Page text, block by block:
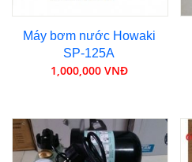
Máy bơm nước Howaki
SP-125A
1,000,000 VNĐ